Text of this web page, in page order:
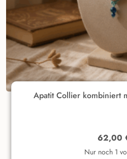
Apatit Collier kombiniert
62,00
Nur noch 1